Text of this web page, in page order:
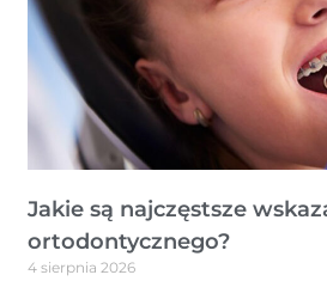
Jakie są najczęstsze
ortodontycznego?
4 sierpnia 2026